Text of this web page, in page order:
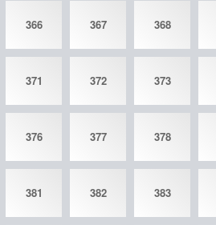
366 367 368
371 372 373
376 377 378
381 382 383